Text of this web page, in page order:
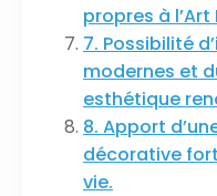
propres à l’Art
7. Possibilité
modernes et
esthétique
8. Apport
décorative
vie.